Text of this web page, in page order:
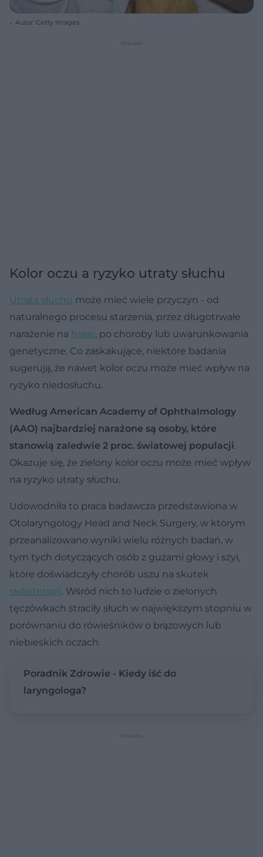
Autor: Getty Images
Kolor oczu a ryzyko utraty słuchu
Utrata słuchu może mieć wiele przyczyn - od
naturalnego procesu starzenia, przez długotrwałe
narażenie na hałas, po choroby lub uwarunkowania
genetyczne. Co zaskakujące, niektóre badania
sugerują, że nawet kolor oczu może mieć wpływ na
ryzyko niedosłuchu.
Według American Academy of Ophthalmology
(AAO) najbardziej narażone są osoby, które
stanowią zaledwie 2 proc. światowej populacji.
Okazuje się, że zielony kolor oczu może mieć wpływ
na ryzyko utraty słuchu.
Udowodniła to praca badawcza przedstawiona w
Otolaryngology Head and Neck Surgery, w którym
przeanalizowano wyniki wielu różnych badań, w
tym tych dotyczących osób z guzami głowy i szyi,
które doświadczyły chorób uszu na skutek
radioterapii. Wśród nich to ludzie o zielonych
tęczówkach straciły słuch w największym stopniu w
porównaniu do rówieśników o brązowych lub
niebieskich oczach.
Poradnik Zdrowie - Kiedy iść do
laryngologa?